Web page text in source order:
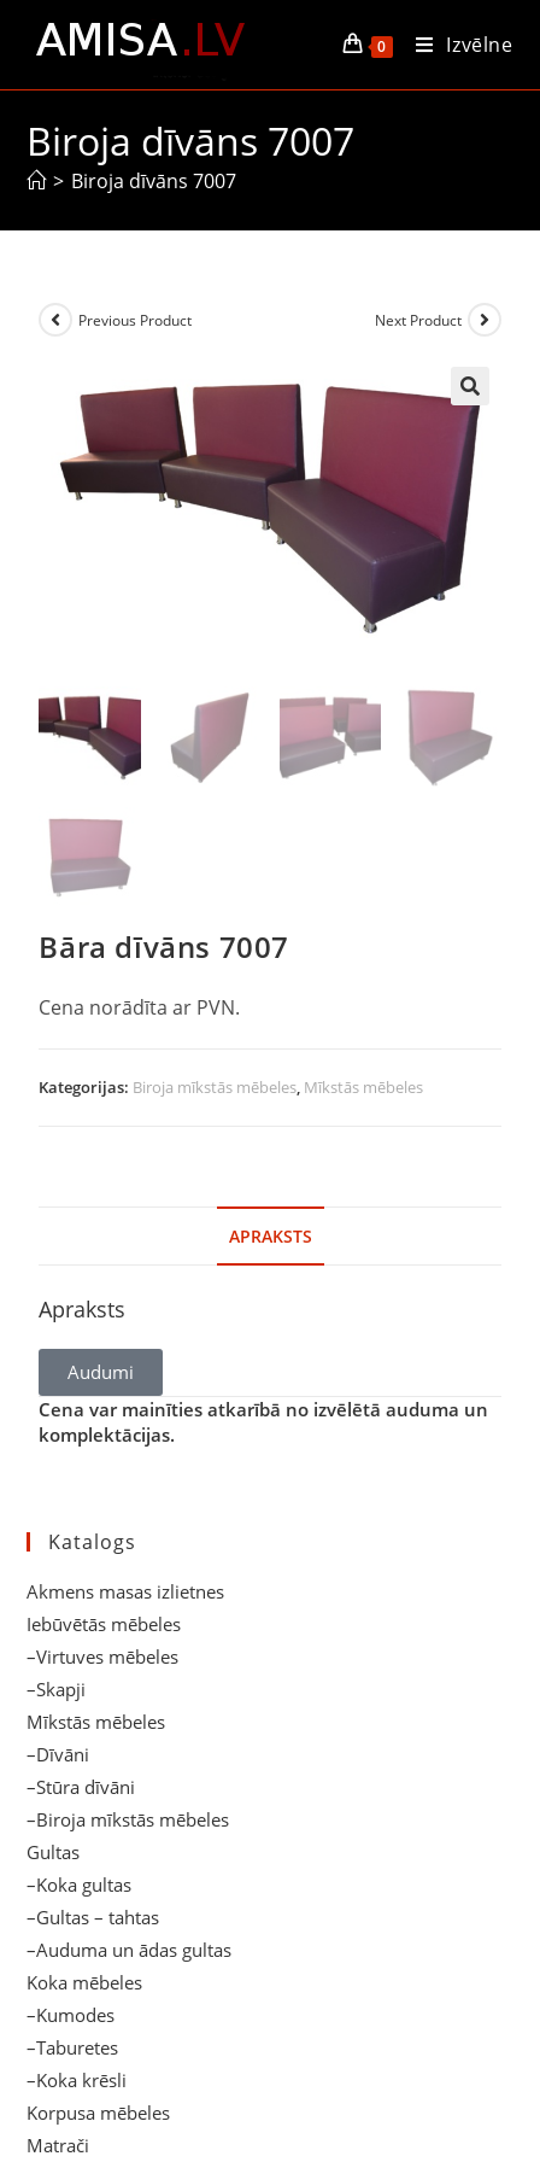
0 Izvēlne
Biroja dīvāns 7007
> Biroja dīvāns 7007
Previous Product Next Product
Bāra dīvāns 7007
Cena norādīta ar PVN.
Kategorijas: Biroja mīkstās mēbeles, Mīkstās mēbeles
APRAKSTS
Apraksts
Audumi
Cena var mainīties atkarībā no izvēlētā auduma un
komplektācijas.
Katalogs
Akmens masas izlietnes
Iebūvētās mēbeles
–Virtuves mēbeles
–Skapji
Mīkstās mēbeles
–Dīvāni
–Stūra dīvāni
–Biroja mīkstās mēbeles
Gultas
–Koka gultas
–Gultas – tahtas
–Auduma un ādas gultas
Koka mēbeles
–Kumodes
–Taburetes
–Koka krēsli
Korpusa mēbeles
Matrači